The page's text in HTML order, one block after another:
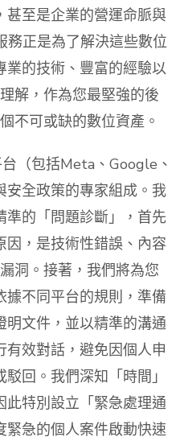
甚至是企業的營運命脈與
務正是為了解決這些數位
業的技術、豐富的經驗以
解，作為您最堅強的後
不可或缺的數位資產。
（包括Meta、Google、
安全政策的專家組成。我
的「問題診斷」，首先
因，是技術性錯誤、內容
洞。接著，我們將為您
據不同平台的規則，準備
明文件，並以精準的溝通
效對話，避免因個人申
回。我們深知「時間」
此特別設立「緊急處理通
緊急的個人案件啟動快速